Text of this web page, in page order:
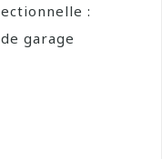
:
garage